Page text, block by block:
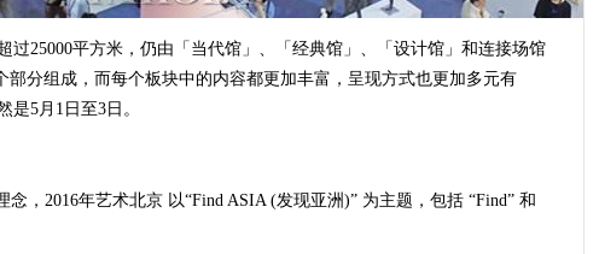
平方米，仍由「当代馆」、「经典馆」、「设计馆」和连接场馆
部分组成，而每个板块中的内容都更加丰富，呈现方式也更加多元有
5月1日至3日。
2016年艺术北京 以“Find ASIA (发现亚洲)” 为主题，包括 “Find” 和